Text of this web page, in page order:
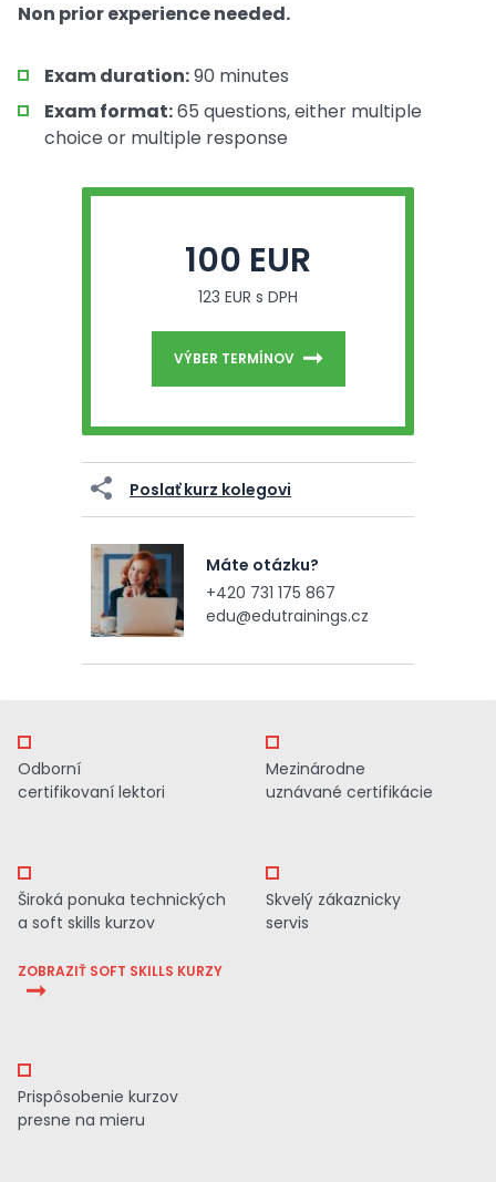
Non prior experience needed.
Exam duration:90 minutes
Exam format:65 questions, either multiple
choice or multiple response
100 EUR
123 EUR s DPH
VÝBER TERMÍNOV
Poslať kurz kolegovi
Máte otázku?
+420 731 175 867
edu@edutrainings.cz
Odborní
certifikovaní lektori
Mezinárodne
uznávané certifikácie
Široká ponuka technických
a soft skills kurzov
ZOBRAZIŤ SOFT SKILLS KURZY
Skvelý zákaznicky
servis
Prispôsobenie kurzov
presne na mieru